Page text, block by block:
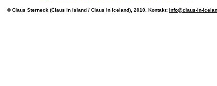
© Claus Sterneck (Claus in Island / Claus in Iceland), 2010. Kontakt: info@claus-in-